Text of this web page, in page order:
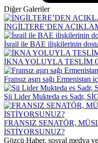
Diğer Galeriler
İNGİLTERE’DEN
İsrail ile BAE ilişkilerinin
İKNA YOLUYLA TESLİM
Fransız aşırı sağı Ermenistan
Şii Lider Mukteda es Sadr,
FRANSIZ SENATÖR,
İSTİYORSUNUZ?
Gözcü Haber, sosyal medya